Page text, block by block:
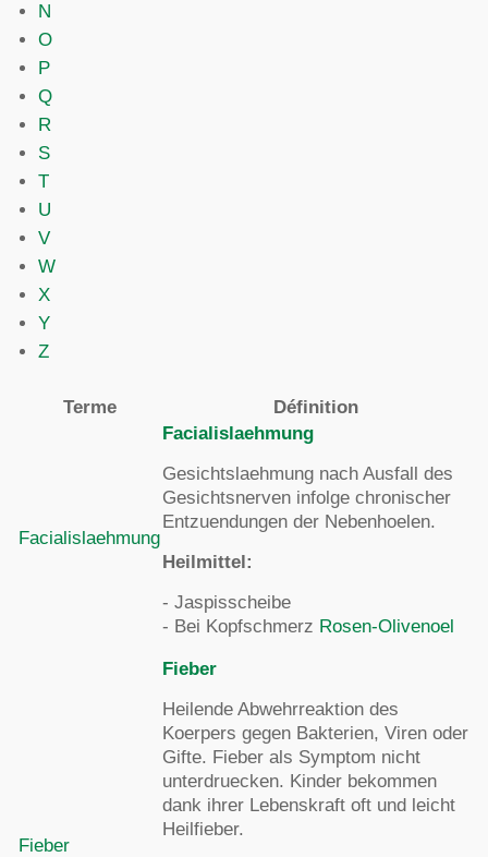
N
O
P
Q
R
S
T
U
V
W
X
Y
Z
Terme Définition
Facialislaehmung
Facialislaehmung
Gesichtslaehmung nach Ausfall des
Gesichtsnerven infolge chronischer
Entzuendungen der Nebenhoelen.
Heilmittel:
- Jaspisscheibe
- Bei Kopfschmerz Rosen-Olivenoel
Fieber
Fieber
Heilende Abwehrreaktion des
Koerpers gegen Bakterien, Viren oder
Gifte. Fieber als Symptom nicht
unterdruecken. Kinder bekommen
dank ihrer Lebenskraft oft und leicht
Heilfieber.